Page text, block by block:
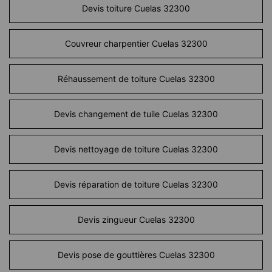
Devis toiture Cuelas 32300
Couvreur charpentier Cuelas 32300
Réhaussement de toiture Cuelas 32300
Devis changement de tuile Cuelas 32300
Devis nettoyage de toiture Cuelas 32300
Devis réparation de toiture Cuelas 32300
Devis zingueur Cuelas 32300
Devis pose de gouttières Cuelas 32300